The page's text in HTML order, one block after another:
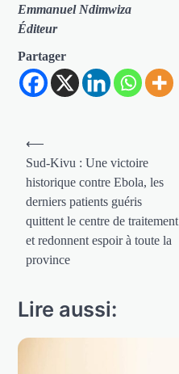
Emmanuel Ndimwiza
Éditeur
Partager
Navigation
de
l’article
⟵
Sud-Kivu : Une victoire
historique contre Ebola, les
derniers patients guéris
quittent le centre de traitement
et redonnent espoir à toute la
province
Lire aussi: